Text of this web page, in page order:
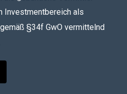
Investmentbereich als
§34f GwO vermittelnd